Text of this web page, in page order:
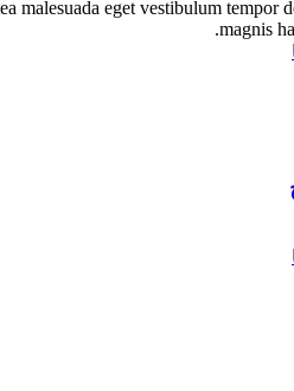
malesuada eget vestibulum tempor
magnis